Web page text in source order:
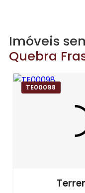
Imóveis
Quebra
TE00098